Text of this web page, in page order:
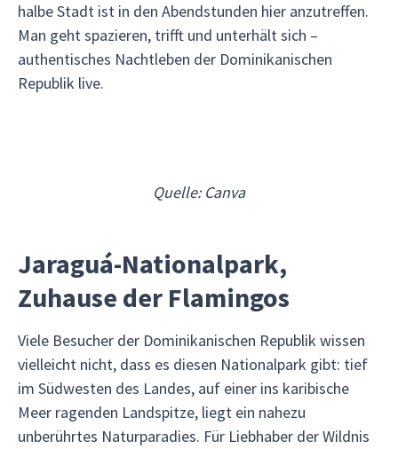
halbe Stadt ist in den Abendstunden hier anzutreffen.
Man geht spazieren, trifft und unterhält sich –
authentisches Nachtleben der Dominikanischen
Republik live.
Quelle: Canva
Jaraguá-Nationalpark,
Zuhause der Flamingos
Viele Besucher der Dominikanischen Republik wissen
vielleicht nicht, dass es diesen Nationalpark gibt: tief
im Südwesten des Landes, auf einer ins karibische
Meer ragenden Landspitze, liegt ein nahezu
unberührtes Naturparadies. Für Liebhaber der Wildnis